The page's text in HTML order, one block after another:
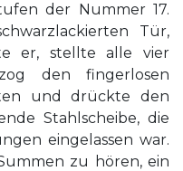
der Nummer 17.
Tür,
er, stellte alle vier
den fingerlosen
und drückte den
Stahlscheibe, die
eingelassen war.
zu hören, ein